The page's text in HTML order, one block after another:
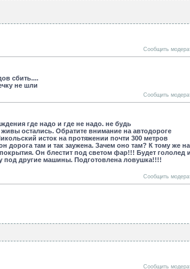
Сообщить
сбить....
не шли
Сообщить
где надо и где не надо. не будь
остались. Обратите внимание на автодороге
исток на протяжении почти 300 метров
дорога там и так заужена. Зачем оно там? К тому же на
Он блестит под светом фар!!! Будет гололед и
под другие машины. Подготовлена ловушка!!!!
Сообщить
Сообщить